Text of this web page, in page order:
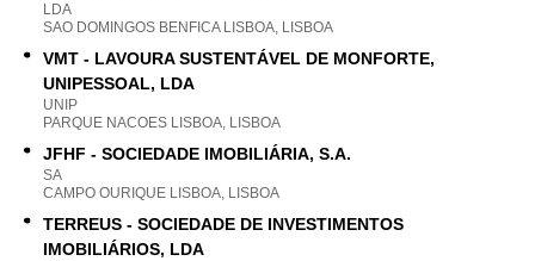
LDA
SAO DOMINGOS BENFICA LISBOA, LISBOA
VMT - LAVOURA SUSTENTÁVEL DE MONFORTE,
UNIPESSOAL, LDA
UNIP
PARQUE NACOES LISBOA, LISBOA
JFHF - SOCIEDADE IMOBILIÁRIA, S.A.
SA
CAMPO OURIQUE LISBOA, LISBOA
TERREUS - SOCIEDADE DE INVESTIMENTOS
IMOBILIÁRIOS, LDA